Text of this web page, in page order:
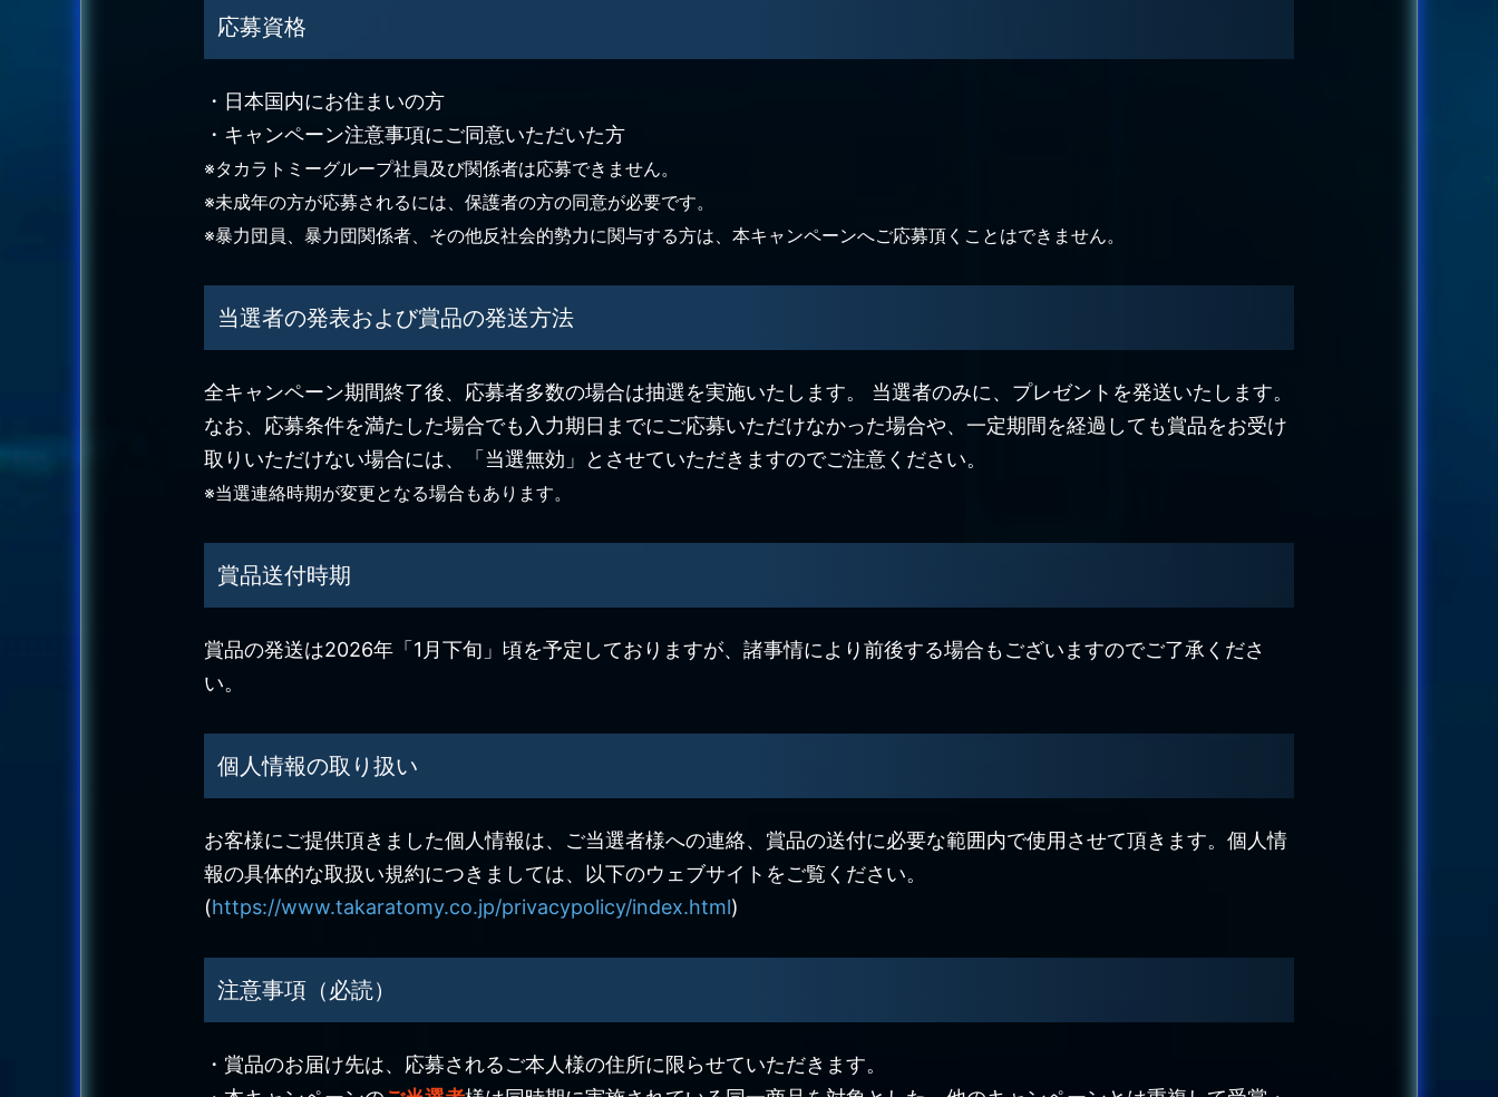
応募資格
・日本国内にお住まいの方
・キャンペーン注意事項にご同意いただいた方
※タカラトミーグループ社員及び関係者は応募できません。
※未成年の方が応募されるには、保護者の方の同意が必要です。
※暴力団員、暴力団関係者、その他反社会的勢力に関与する方は、本キャンペーンへご応募頂くことはできません。
当選者の発表および賞品の発送方法
全キャンペーン期間終了後、応募者多数の場合は抽選を実施いたします。 当選者のみに、プレゼントを発送いたします。
なお、応募条件を満たした場合でも入力期日までにご応募いただけなかった場合や、一定期間を経過しても賞品をお受け
取りいただけない場合には、「当選無効」とさせていただきますのでご注意ください。
※当選連絡時期が変更となる場合もあります。
賞品送付時期
賞品の発送は2026年「1月下旬」頃を予定しておりますが、諸事情により前後する場合もございますのでご了承くださ
い。
個人情報の取り扱い
お客様にご提供頂きました個人情報は、ご当選者様への連絡、賞品の送付に必要な範囲内で使用させて頂きます。個人情
報の具体的な取扱い規約につきましては、以下のウェブサイトをご覧ください。
(https://www.takaratomy.co.jp/privacypolicy/index.html)
注意事項（必読）
・賞品のお届け先は、応募されるご本人様の住所に限らせていただきます。